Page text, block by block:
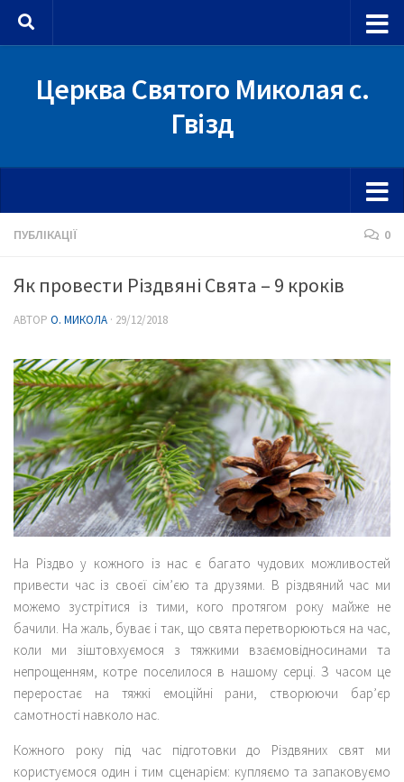
Skip to content
Церква Святого Миколая с.
Гвізд
ПУБЛІКАЦІЇ 0
Як провести Різдвяні Свята – 9 кроків
АВТОР О. МИКОЛА · 29/12/2018
На Різдво у кожного із нас є багато чудових можливостей
привести час із своєї сім’єю та друзями. В різдвяний час ми
можемо зустрітися із тими, кого протягом року майже не
бачили. На жаль, буває і так, що свята перетворюються на час,
коли ми зіштовхуємося з тяжкими взаємовідносинами та
непрощенням, котре поселилося в нашому серці. З часом це
переростає на тяжкі емоційні рани, створюючи бар’єр
самотності навколо нас.
Кожного року під час підготовки до Різдвяних свят ми
користуємося один і тим сценарієм: купляємо та запаковуємо